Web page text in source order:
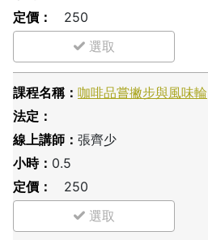
250
咖啡品嘗撇步與風味輪
張齊少
0.5
250